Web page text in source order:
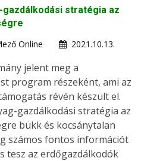
stratégia az
Online
2021.10.13.
jelent meg a
program részeként, ami az
révén készült el.
gazdálkodási stratégia az
bükk és kocsánytalan
számos fontos információt
tesz az erdőgazdálkodók